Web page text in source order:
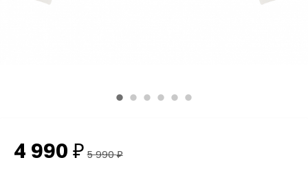
4 990 ₽ 5 990₽